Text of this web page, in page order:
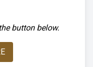
button below.